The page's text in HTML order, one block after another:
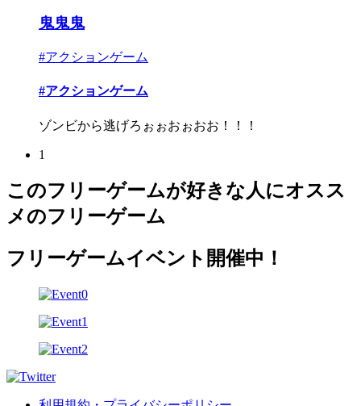
鬼鬼鬼
#アクションゲーム
#アクションゲーム
ゾンビから逃げろぉぉおぉおお！！！
1
このフリーゲームが好きな人にオスス
メのフリーゲーム
フリーゲームイベント開催中！